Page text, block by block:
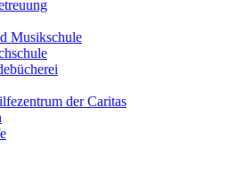
Musikschule
der Caritas